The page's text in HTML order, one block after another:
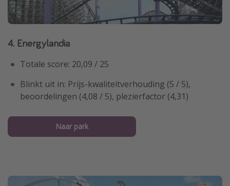
4. Energylandia
Totale score: 20,09 / 25
Blinkt uit in: Prijs-kwaliteitverhouding (5 / 5),
beoordelingen (4,08 / 5), plezierfactor (4,31)
Naar park